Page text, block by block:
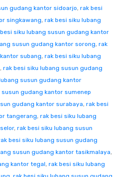
gudang kantor sidoarjo, rak besi
singkawang, rak besi siku lubang
siku lubang susun gudang kantor
susun gudang kantor sorong, rak
subang, rak besi siku lubang
, rak besi siku lubang susun gudang
susun gudang kantor
gudang kantor sumenep
gudang kantor surabaya, rak besi
tangerang, rak besi siku lubang
, rak besi siku lubang susun
besi siku lubang susun gudang
susun gudang kantor tasikmalaya,
kantor tegal, rak besi siku lubang